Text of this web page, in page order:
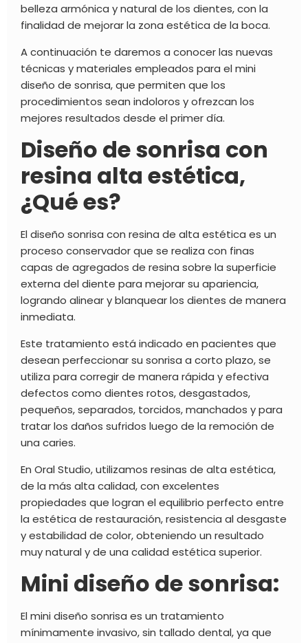
belleza armónica y natural de los dientes, con la
finalidad de mejorar la zona estética de la boca.
A continuación te daremos a conocer las nuevas
técnicas y materiales empleados para el mini
diseño de sonrisa, que permiten que los
procedimientos sean indoloros y ofrezcan los
mejores resultados desde el primer día.
Diseño de sonrisa con
resina alta estética,
¿Qué es?
El diseño sonrisa con resina de alta estética es un
proceso conservador que se realiza con finas
capas de agregados de resina sobre la superficie
externa del diente para mejorar su apariencia,
logrando alinear y blanquear los dientes de manera
inmediata.
Este tratamiento está indicado en pacientes que
desean perfeccionar su sonrisa a corto plazo, se
utiliza para corregir de manera rápida y efectiva
defectos como dientes rotos, desgastados,
pequeños, separados, torcidos, manchados y para
tratar los daños sufridos luego de la remoción de
una caries.
En Oral Studio, utilizamos resinas de alta estética,
de la más alta calidad, con excelentes
propiedades que logran el equilibrio perfecto entre
la estética de restauración, resistencia al desgaste
y estabilidad de color, obteniendo un resultado
muy natural y de una calidad estética superior.
Mini diseño de sonrisa:
El mini diseño sonrisa es un tratamiento
mínimamente invasivo, sin tallado dental, ya que